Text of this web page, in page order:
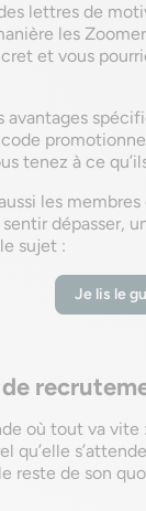
lettres de
les
et vous
avantages
tenez à ce
les
dépasser,
sujet :
Je lis le
où tout va
qu’elle
reste de son